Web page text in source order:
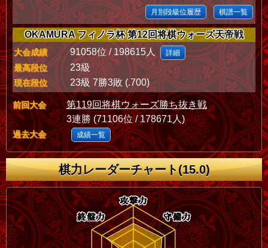
月別段級位履歴 棋譜一覧
OKAMURA フィノラ杯 第12回将棋ウォーズ天帝戦
大会成績 91058位 / 198615人 詳細
最高段位 23級
現在段位 23級 7勝3敗 (.700)
前回大会
第119回将棋ウォーズ勝ち抜き戦
3連勝 (71106位 / 178671人)
過去大会 成績一覧
棋力レーダーチャート(15.0)